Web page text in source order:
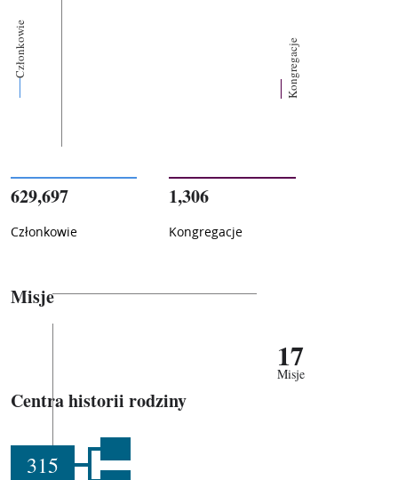
Członkowie Kongregacje
629,697
Członkowie
1,306
Kongregacje
Misje
17
Misje
Centra historii rodziny
315